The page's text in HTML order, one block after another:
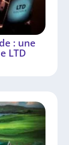
: une
LTD